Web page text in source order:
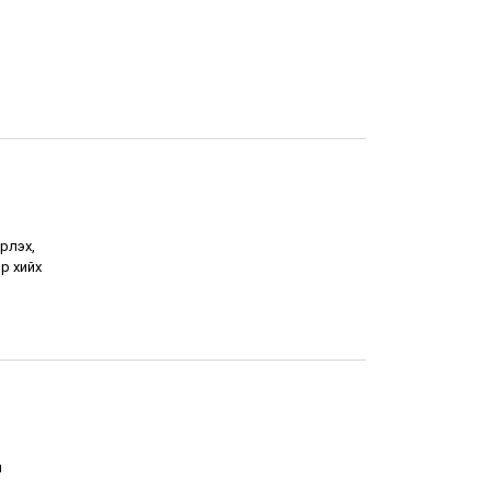
хийх